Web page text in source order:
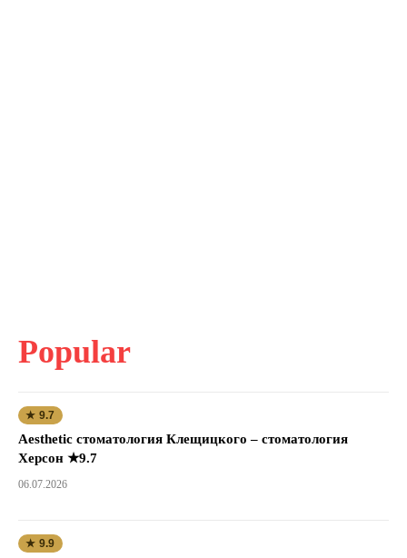
Popular
★ 9.7
Aesthetic стоматология Клещицкого – стоматология
Херсон ★9.7
06.07.2026
★ 9.9